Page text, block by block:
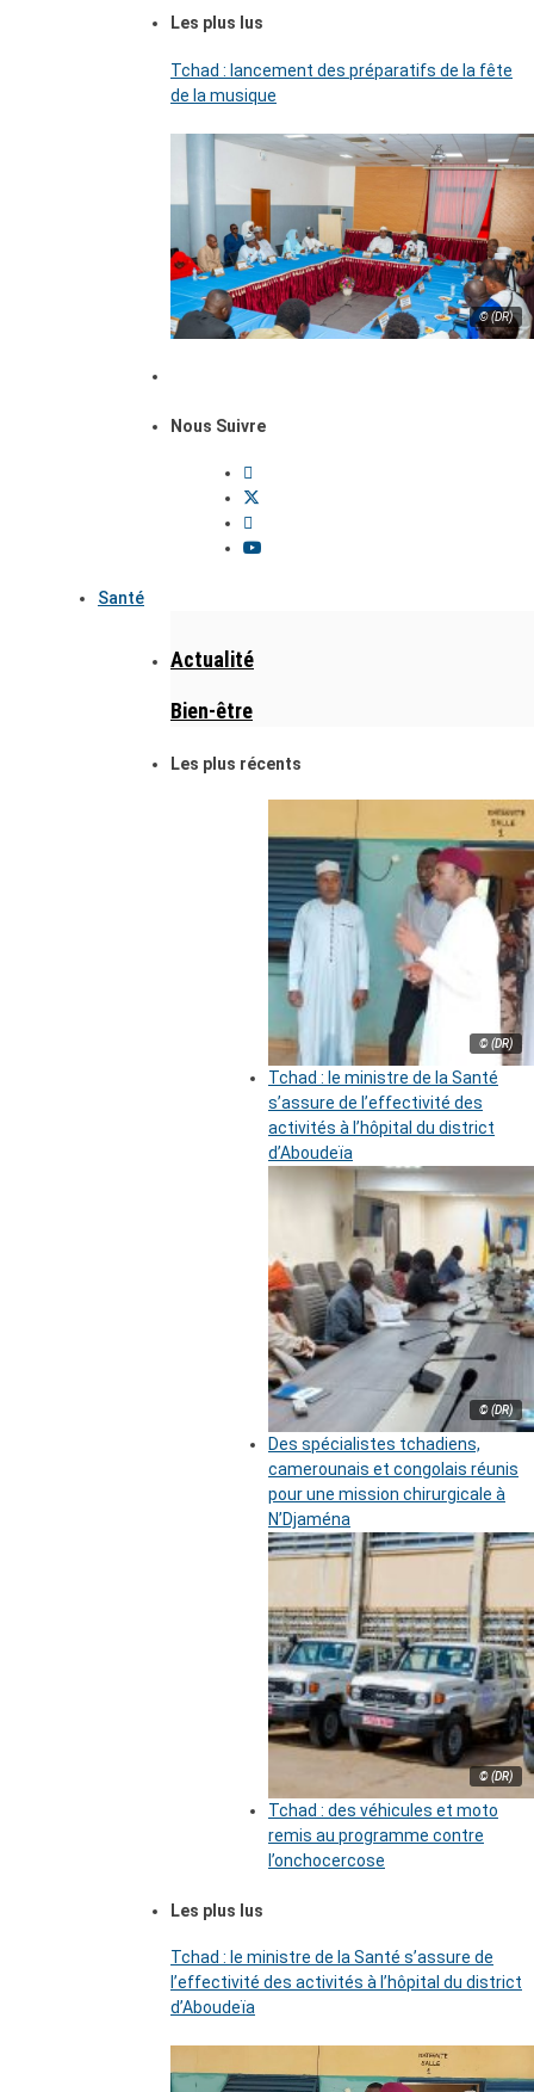
Les plus lus
Tchad : lancement des préparatifs de la fête
de la musique
© (DR)
Nous Suivre
Santé
Actualité
Bien-être
Les plus récents
© (DR)
Tchad : le ministre de la Santé
s’assure de l’effectivité des
activités à l’hôpital du district
d’Aboudeïa
© (DR)
Des spécialistes tchadiens,
camerounais et congolais réunis
pour une mission chirurgicale à
N’Djaména
© (DR)
Tchad : des véhicules et moto
remis au programme contre
l’onchocercose
Les plus lus
Tchad : le ministre de la Santé s’assure de
l’effectivité des activités à l’hôpital du district
d’Aboudeïa